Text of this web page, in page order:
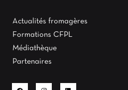
Actualités fromagères
Formations CFPL
Médiathèque
Partenaires